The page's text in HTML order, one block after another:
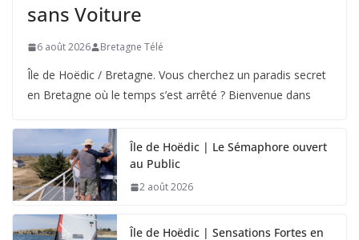
sans Voiture
6 août 2026 Bretagne Télé
Île de Hoëdic / Bretagne. Vous cherchez un paradis secret
en Bretagne où le temps s’est arrêté ? Bienvenue dans
Île de Hoëdic | Le Sémaphore ouvert
au Public
2 août 2026
Île de Hoëdic | Sensations Fortes en